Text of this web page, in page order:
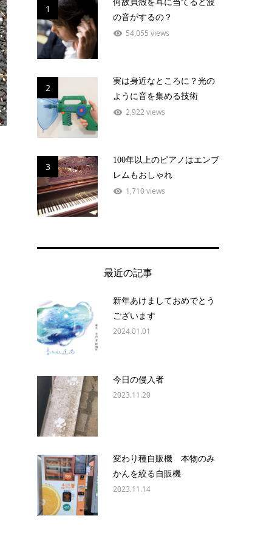
1
何故貝殻を耳に当てると波
の音がするの？
54,055 views
2
実は身近なところに？光の
ように音を集める技術
2,922 views
3
100年以上のピアノはエンブ
レムもおしゃれ
1,710 views
最近の記事
新年あけましておめでとう
ございます
2024.01.01
今日の侵入者
2023.11.20
変わり種自販機 本物のみ
かんを絞る自販機
2023.11.14